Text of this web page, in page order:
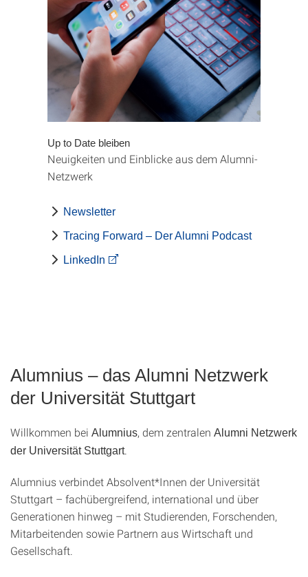
Up to Date bleiben
Neuigkeiten und Einblicke aus dem Alumni-
Netzwerk
Newsletter
Tracing Forward – Der Alumni Podcast
LinkedIn
Alumnius – das Alumni Netzwerk
der Universität Stuttgart
Willkommen bei Alumnius, dem zentralen Alumni Netzwerk
der Universität Stuttgart.
Alumnius verbindet Absolvent*Innen der Universität
Stuttgart – fachübergreifend, international und über
Generationen hinweg – mit Studierenden, Forschenden,
Mitarbeitenden sowie Partnern aus Wirtschaft und
Gesellschaft.